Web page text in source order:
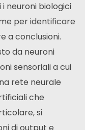
neuroni biologici
per identificare
a conclusioni.
da neuroni
sensoriali a cui
rete neurale
che
si